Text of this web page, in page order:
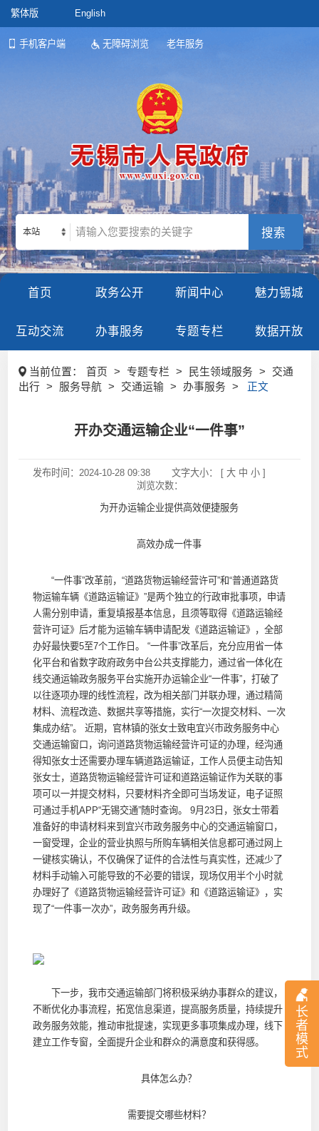
繁体版 English
手机客户端 无障碍浏览 老年服务
长
者
模
式
本站
首页 政务公开 新闻中心 魅力锡城
互动交流 办事服务 专题专栏 数据开放
当前位置： 首页 > 专题专栏 > 民生领域服务 >
交通
出行 > 服务导航 > 交通运输 > 办事服务 > 正文
开办交通运输企业“一件事”
发布时间： 2024-10-28 09:38 文字大小： [ 大 中 小]
浏览次数：
为开办运输企业提供高效便捷服务
高效办成一件事
“一件事”改革前，“道路货物运输经营许可”和“普通道路货
物运输车辆《道路运输证》”是两个独立的行政审批事项，申请
人需分别申请，重复填报基本信息，且须等取得《道路运输经
营许可证》后才能为运输车辆申请配发《道路运输证》，全部
办好最快要5至7个工作日。 “一件事”改革后，充分应用省一体
化平台和省数字政府政务中台公共支撑能力，通过省一体化在
线交通运输政务服务平台实施开办运输企业“一件事”，打破了
以往逐项办理的线性流程，改为相关部门并联办理，通过精简
材料、流程改造、数据共享等措施，实行“一次提交材料、一次
集成办结”。 近期，官林镇的张女士致电宜兴市政务服务中心
交通运输窗口，询问道路货物运输经营许可证的办理，经沟通
得知张女士还需要办理车辆道路运输证，工作人员便主动告知
张女士，道路货物运输经营许可证和道路运输证作为关联的事
项可以一并提交材料，只要材料齐全即可当场发证，电子证照
可通过手机APP“无锡交通”随时查询。 9月23日，张女士带着
准备好的申请材料来到宜兴市政务服务中心的交通运输窗口，
一窗受理，企业的营业执照与所购车辆相关信息都可通过网上
一键核实确认，不仅确保了证件的合法性与真实性，还减少了
材料手动输入可能导致的不必要的错误，现场仅用半个小时就
办理好了《道路货物运输经营许可证》和《道路运输证》，实
现了“一件事一次办”，政务服务再升级。
下一步，我市交通运输部门将积极采纳办事群众的建议，
不断优化办事流程，拓宽信息渠道，提高服务质量，持续提升
政务服务效能，推动审批提速，实现更多事项集成办理，线下
建立工作专窗，全面提升企业和群众的满意度和获得感。
具体怎么办？
需要提交哪些材料？